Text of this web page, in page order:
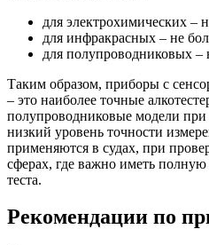
для электрохимических –
для инфракрасных – не
для полупроводниковых –
Таким образом, приборы с
– это наиболее точные
полупроводниковые модели
низкий уровень точности
применяются в судах, при
сферах, где важно иметь полную
теста.
Рекомендации по